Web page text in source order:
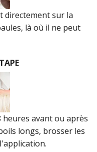
directement sur la
là où il ne peut
heures avant ou après
longs, brosser les